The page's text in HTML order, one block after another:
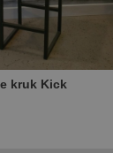
kruk Kick